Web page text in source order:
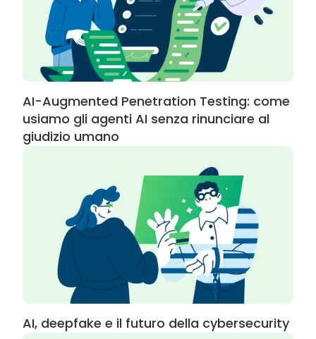
AI-Augmented Penetration Testing: come
usiamo gli agenti AI senza rinunciare al
giudizio umano
AI, deepfake e il futuro della cybersecurity